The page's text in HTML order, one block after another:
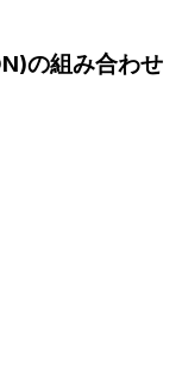
の組み合わせ